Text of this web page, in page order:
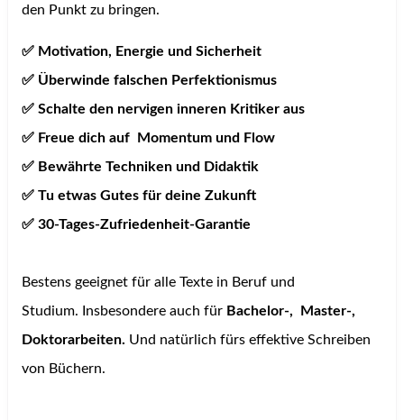
den Punkt zu bringen.
✅ Motivation, Energie und Sicherheit
✅ Überwinde falschen Perfektionismus
✅ Schalte den nervigen inneren Kritiker aus
✅ Freue dich auf Momentum und Flow
✅ Bewährte Techniken und Didaktik
✅ Tu etwas Gutes für deine Zukunft
✅ 30-Tages-Zufriedenheit-Garantie
Bestens geeignet für alle Texte in Beruf und
Studium. Insbesondere auch für Bachelor-, Master-,
Doktorarbeiten. Und natürlich fürs effektive Schreiben
von Büchern.